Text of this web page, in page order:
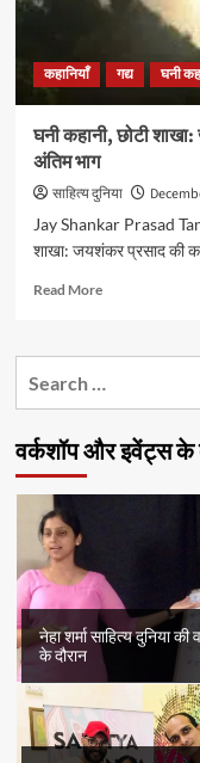
कहानियाँ गद्य घनी
घनी कहानी, छोटी
अंतिम भाग
साहित्य दुनिया
Jay Shankar Prasad
शाखा: जयशंकर प्रसाद की
Read MoreRead
घनी
जयशंकर
प्रसाद
की
अंतिम
भाग
वर्कशॉप और इवेंट्स के
नेहा शर्मा साहित्य दुनिया की
के दौरान